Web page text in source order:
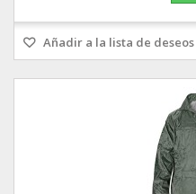
Añadir a la lista de deseos